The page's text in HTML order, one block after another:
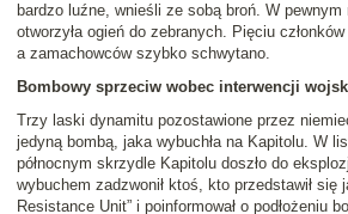
bardzo luźne, wnieśli ze sobą broń. W pewnym
otworzyła ogień do zebranych. Pięciu
a zamachowców szybko schwytano.
Bombowy sprzeciw wobec interwencji
Trzy laski dynamitu pozostawione przez
jedyną bombą, jaka wybuchła na Kapitolu. W
północnym skrzydle Kapitolu doszło do
wybuchem zadzwonił ktoś, kto przedstawił się
Resistance Unit” i poinformował o podłożeniu